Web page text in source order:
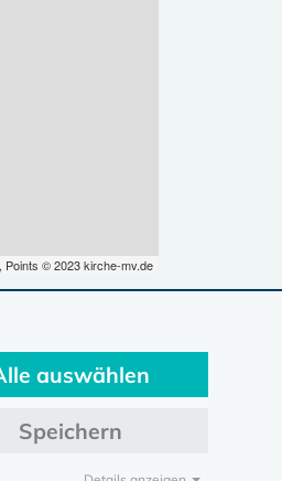
© 2023 kirche-mv.de
auswählen
Speichern